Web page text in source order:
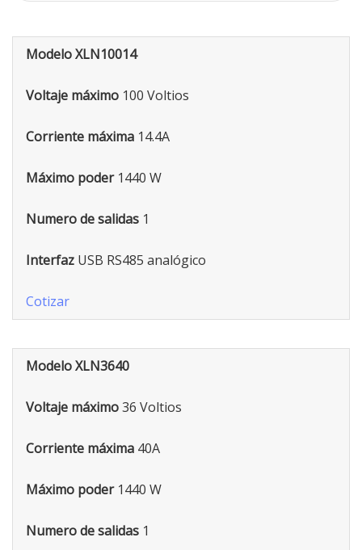
Modelo XLN10014
Voltaje máximo 100 Voltios
Corriente máxima 14.4A
Máximo poder1440 W
Numero de salidas 1
Interfaz USB RS485 analógico
Cotizar
Modelo XLN3640
Voltaje máximo36 Voltios
Corriente máxima 40A
Máximo poder1440 W
Numero de salidas 1